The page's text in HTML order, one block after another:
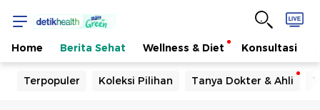
Home Berita Sehat Wellness & Diet Konsultasi
Terpopuler Koleksi Pilihan Tanya Dokter & Ahli